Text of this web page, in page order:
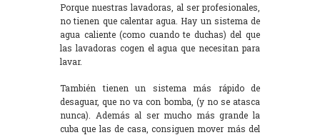
Porque nuestras lavadoras, al ser profesionales,
no tienen que calentar agua. Hay un sistema de
agua caliente (como cuando te duchas) del que
las lavadoras cogen el agua que necesitan para
lavar.
También tienen un sistema más rápido de
desaguar, que no va con bomba, (y no se atasca
nunca). Además al ser mucho más grande la
cuba que las de casa, consiguen mover más del